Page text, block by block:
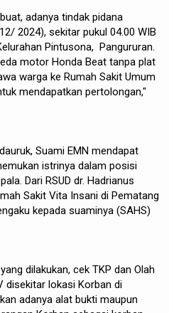
adanya tindak pidana
2024), sekitar pukul 04.00 WIB
Pintusona, Pangururan.
motor Honda Beat tanpa plat
warga ke Rumah Sakit Umum
mendapatkan pertolongan,"
Suami EMN mendapat
istrinya dalam posisi
Dari RSUD dr. Hadrianus
Sakit Vita Insani di Pematang
kepada suaminya (SAHS)
dilakukan, cek TKP dan Olah
disekitar lokasi Korban di
adanya alat bukti maupun